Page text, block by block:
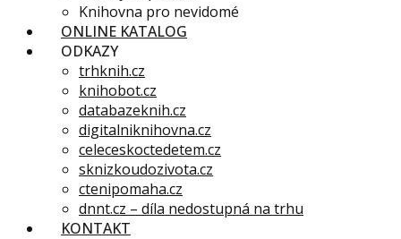
Knihovna pro nevidomé
ONLINE KATALOG
ODKAZY
trhknih.cz
knihobot.cz
databazeknih.cz
digitalniknihovna.cz
celeceskoctedetem.cz
sknizkoudozivota.cz
ctenipomaha.cz
dnnt.cz – díla nedostupná na trhu
KONTAKT